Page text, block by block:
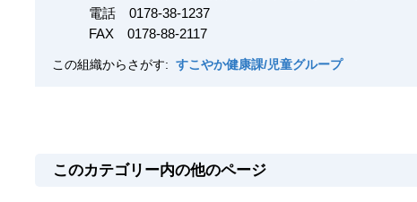
電話 0178-38-1237
FAX 0178-88-2117
この組織からさがす: すこやか健康課/児童グループ
このカテゴリー内の他のページ